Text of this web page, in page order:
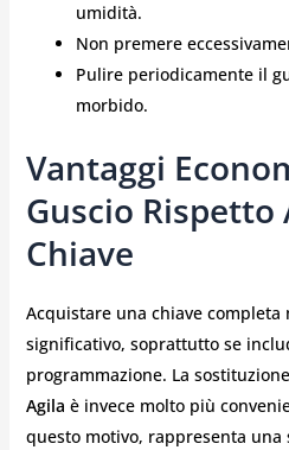
umidità.
Non premere
Pulire periodicamente il
morbido.
Vantaggi
Guscio Rispetto
Chiave
Acquistare una chiave completa
significativo, soprattutto se
programmazione. La
Agila è invece molto più
questo motivo, rappresenta